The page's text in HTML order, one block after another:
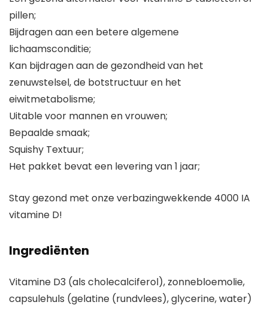
pillen;
Bijdragen aan een betere algemene
lichaamsconditie;
Kan bijdragen aan de gezondheid van het
zenuwstelsel, de botstructuur en het
eiwitmetabolisme;
Uitable voor mannen en vrouwen;
Bepaalde smaak;
Squishy Textuur;
Het pakket bevat een levering van 1 jaar;
Stay gezond met onze verbazingwekkende 4000 IA
vitamine D!
Ingrediënten
Vitamine D3 (als cholecalciferol), zonnebloemolie,
capsulehuls (gelatine (rundvlees), glycerine, water)